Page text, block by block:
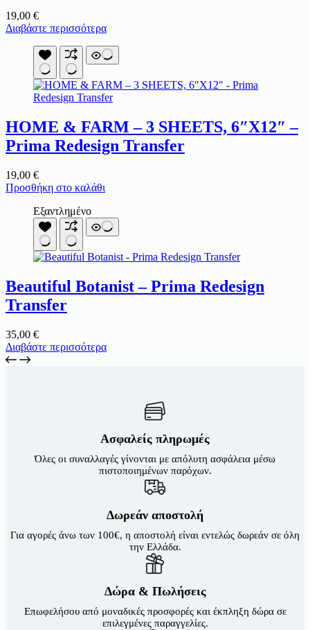
19,00 €
Διαβάστε περισσότερα
HOME & FARM – 3 SHEETS, 6″X12″ –
Prima Redesign Transfer
19,00 €
Προσθήκη στο καλάθι
Εξαντλημένο
Beautiful Botanist – Prima Redesign
Transfer
35,00 €
Διαβάστε περισσότερα
Ασφαλείς πληρωμές
Όλες οι συναλλαγές γίνονται με απόλυτη ασφάλεια μέσω
πιστοποιημένων παρόχων.
Δωρεάν αποστολή
Για αγορές άνω των 100€, η αποστολή είναι εντελώς δωρεάν σε όλη
την Ελλάδα.
Δώρα & Πωλήσεις
Επωφελήσου από μοναδικές προσφορές και έκπληξη δώρα σε
επιλεγμένες παραγγελίες.